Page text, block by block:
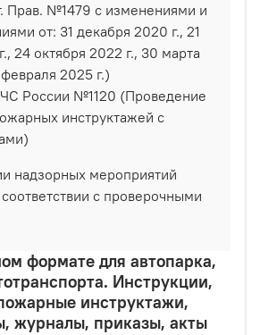
Прав. №1479 с изменениями и
от: 31 декабря 2020 г., 21
24 октября 2022 г., 30 марта
2025 г.)
России №1120 (Проведение
инструктажей с
надзорных мероприятий
с проверочными
формате для автопарка,
Инструкции,
инструктажи,
журналы, приказы, акты